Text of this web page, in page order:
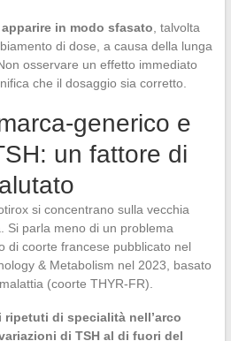
in modo sfasato , talvolta
di dose, a causa della lunga
osservare un effetto immediato
che il dosaggio sia corretto.
generico e
un fattore di
si concentrano sulla vecchia
Si parla meno di un problema
di coorte francese pubblicato nel
& Metabolism nel 2023, basato
(coorte THYR-FR).
ripetuti di specialità nell’arco
di TSH al di fuori del